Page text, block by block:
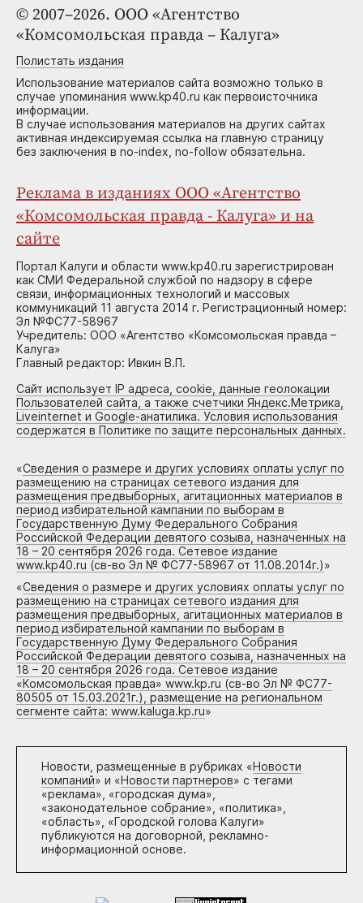
© 2007–2026. ООО «Агентство
«Комсомольская правда – Калуга»
Полистать издания
Использование материалов сайта возможно только в
случае упоминания www.kp40.ru как первоисточника
информации.
В случае использования материалов на других сайтах
активная индексируемая ссылка на главную страницу
без заключения в no-index, no-follow обязательна.
Реклама в изданиях ООО «Агентство
«Комсомольская правда - Калуга» и на
сайте
Портал Калуги и области www.kp40.ru зарегистрирован
как СМИ Федеральной службой по надзору в сфере
связи, информационных технологий и массовых
коммуникаций 11 августа 2014 г. Регистрационный номер:
Эл №ФС77-58967
Учредитель: ООО «Агентство «Комсомольская правда –
Калуга»
Главный редактор: Ивкин В.П.
Сайт использует IP адреса, cookie, данные геолокации
Пользователей сайта, а также счетчики Яндекс.Метрика,
Liveinternet и Google-анатилика. Условия использования
содержатся в Политике по защите персональных данных.
«Сведения о размере и других условиях оплаты услуг по
размещению на страницах сетевого издания для
размещения предвыборных, агитационных материалов в
период избирательной кампании по выборам в
Государственную Думу Федерального Собрания
Российской Федерации девятого созыва, назначенных на
18 – 20 сентября 2026 года. Сетевое издание
www.kp40.ru (св-во Эл № ФС77-58967 от 11.08.2014г.)»
«Сведения о размере и других условиях оплаты услуг по
размещению на страницах сетевого издания для
размещения предвыборных, агитационных материалов в
период избирательной кампании по выборам в
Государственную Думу Федерального Собрания
Российской Федерации девятого созыва, назначенных на
18 – 20 сентября 2026 года. Сетевое издание
«Комсомольская правда» www.kp.ru (св-во Эл № ФС77-
80505 от 15.03.2021г.), размещение на региональном
сегменте сайта: www.kaluga.kp.ru»
Новости, размещенные в рубриках «Новости
компаний» и «Новости партнеров» с тегами
«реклама», «городская дума»,
«законодательное собрание», «политика»,
«область», «Городской голова Калуги»
публикуются на договорной, рекламно-
информационной основе.